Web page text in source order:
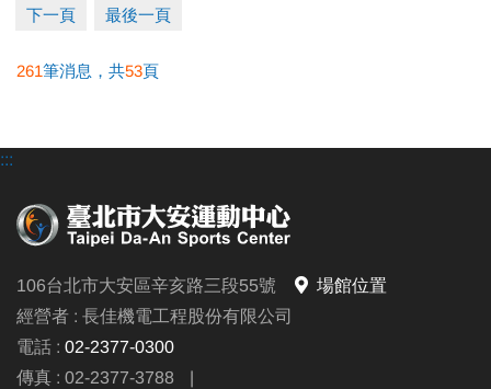
下一頁 最後一頁
261筆消息，共53頁
:::
106台北市大安區辛亥路三段55號
場館位置
經營者 : 長佳機電工程股份有限公司
電話 : 02-2377-0300
傳真 : 02-2377-3788
|